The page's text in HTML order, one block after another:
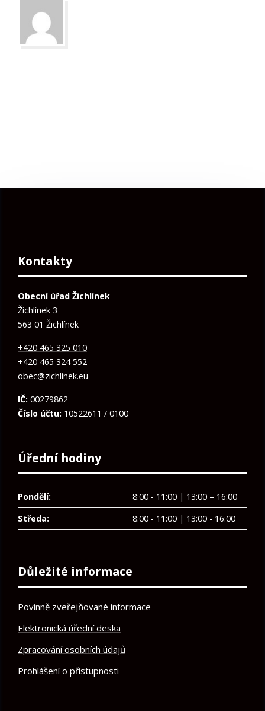
Kontakty
Obecní úřad Žichlínek
Žichlínek 3
563 01 Žichlínek
+420 465 325 010
+420 465 324 552
obec@zichlinek.eu
IČ: 00279862
Číslo účtu: 10522611 / 0100
Úřední hodiny
Pondělí:
8:00 - 11:00 | 13:00 – 16:00
Středa:
8:00 - 11:00 | 13:00 - 16:00
Důležité informace
Povinně zveřejňované informace
Elektronická úřední deska
Zpracování osobních údajů
Prohlášení o přístupnosti